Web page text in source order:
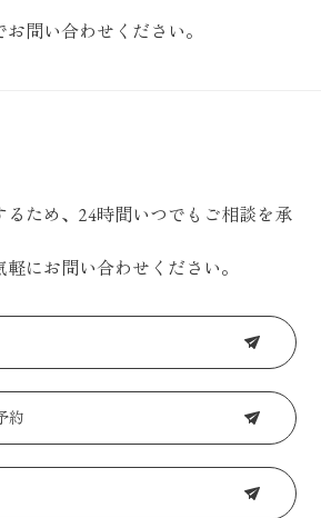
問い合わせください。
ため、24時間いつでもご相談を承
にお問い合わせください。
約